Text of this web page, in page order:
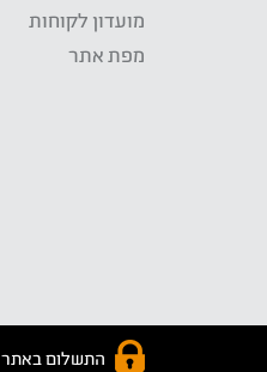
מועדון לקוחות
מפת אתר
התשלום באתר WOW מאובטח בטכנולוגית SSL